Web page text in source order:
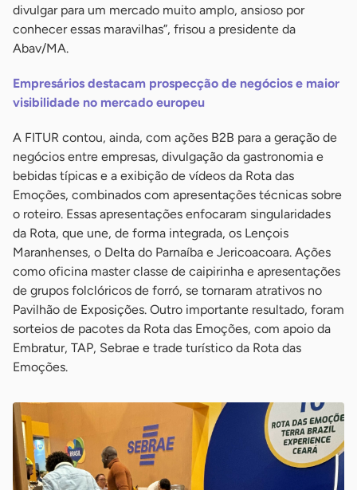
divulgar para um mercado muito amplo, ansioso por
conhecer essas maravilhas”, frisou a presidente da
Abav/MA.
Empresários destacam prospecção de negócios e maior
visibilidade no mercado europeu
A FITUR contou, ainda, com ações B2B para a geração de
negócios entre empresas, divulgação da gastronomia e
bebidas típicas e a exibição de vídeos da Rota das
Emoções, combinados com apresentações técnicas sobre
o roteiro. Essas apresentações enfocaram singularidades
da Rota, que une, de forma integrada, os Lençois
Maranhenses, o Delta do Parnaíba e Jericoacoara. Ações
como oficina master classe de caipirinha e apresentações
de grupos folclóricos de forró, se tornaram atrativos no
Pavilhão de Exposições. Outro importante resultado, foram
sorteios de pacotes da Rota das Emoções, com apoio da
Embratur, TAP, Sebrae e trade turístico da Rota das
Emoções.